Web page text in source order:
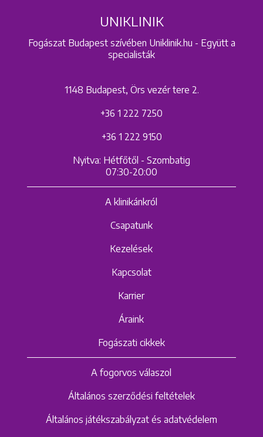
UNIKLINIK
Fogászat Budapest szívében Uniklinik.hu - Együtt a
specialisták
1148 Budapest, Örs vezér tere 2.
+36 1 222 7250
+36 1 222 9150
Nyitva: Hétfőtől - Szombatig
07:30-20:00
A klinikánkról
Csapatunk
Kezelések
Kapcsolat
Karrier
Áraink
Fogászati cikkek
A fogorvos válaszol
Általános szerződési feltételek
Általános játékszabályzat és adatvédelem